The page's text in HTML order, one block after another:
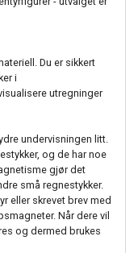
Du er sikkert
i
utregninger
undervisningen litt.
og de har noe
gjør det
små regnestykker.
eller skrevet brev med
Når dere vil
og dermed brukes